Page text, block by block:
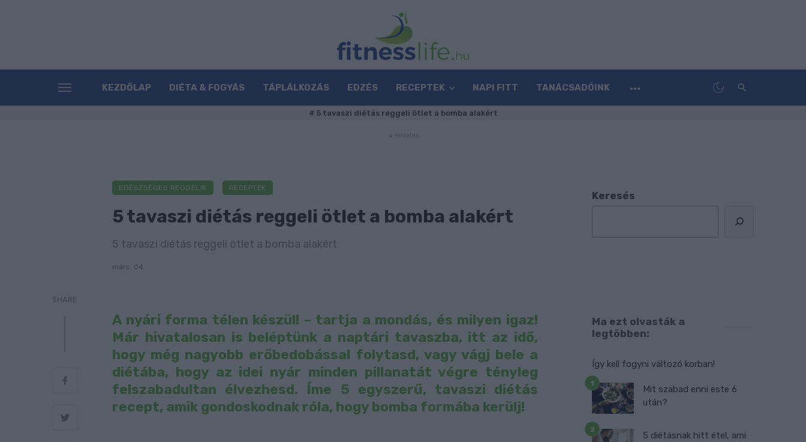
KEZDŐLAP DIÉTA & FOGYÁS TÁPLÁLKOZÁS EDZÉS RECEPTEK NAPI FITT TANÁCSADÓINK
# 5 tavaszi diétás reggeli ötlet a bomba alakért
EGÉSZSÉGES REGGELIK RECEPTEK
5 tavaszi diétás reggeli ötlet a bomba alakért
5 tavaszi diétás reggeli ötlet a bomba alakért
márc. 04
SHARE
A nyári forma télen készül! – tartja a mondás, és milyen igaz!
Már hivatalosan is beléptünk a naptári tavaszba, itt az idő,
hogy még nagyobb erőbedobással folytasd, vagy vágj bele a
diétába, hogy az idei nyár minden pillanatát végre tényleg
felszabadultan élvezhesd. Íme 5 egyszerű, tavaszi diétás
recept, amik gondoskodnak róla, hogy bomba formába kerülj!
Keresés
Ma ezt olvasták a
legtöbben:
Így kell fogyni változó korban!
Mit szabad enni este 6
után?
5 diétásnak hitt étel, ami